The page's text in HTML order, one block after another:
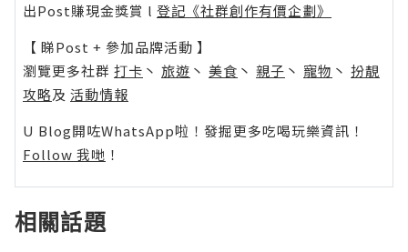
出Post賺現金獎賞 l 登記《社群創作有價企劃》
【 睇Post + 參加品牌活動 】
瀏覽更多社群 打卡 丶 旅遊 丶 美食 丶 親子 丶 寵物 丶 扮靚
攻略及 活動情報
U Blog開咗WhatsApp啦！發掘更多吃喝玩樂資訊！
Follow 我哋 ！
相關話題